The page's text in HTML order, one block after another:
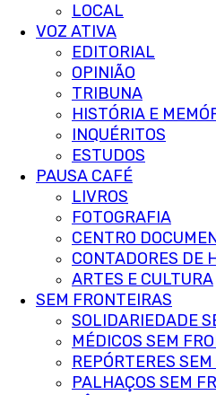
LOCAL
VOZ ATIVA
EDITORIAL
OPINIÃO
TRIBUNA
HISTÓRIA E
INQUÉRITOS
ESTUDOS
PAUSA CAFÉ
LIVROS
FOTOGRAFIA
CENTRO
CONTADORES DE
ARTES E CULTURA
SEM FRONTEIRAS
SOLIDARIEDADE
MÉDICOS SEM
REPÓRTERES
PALHAÇOS SEM